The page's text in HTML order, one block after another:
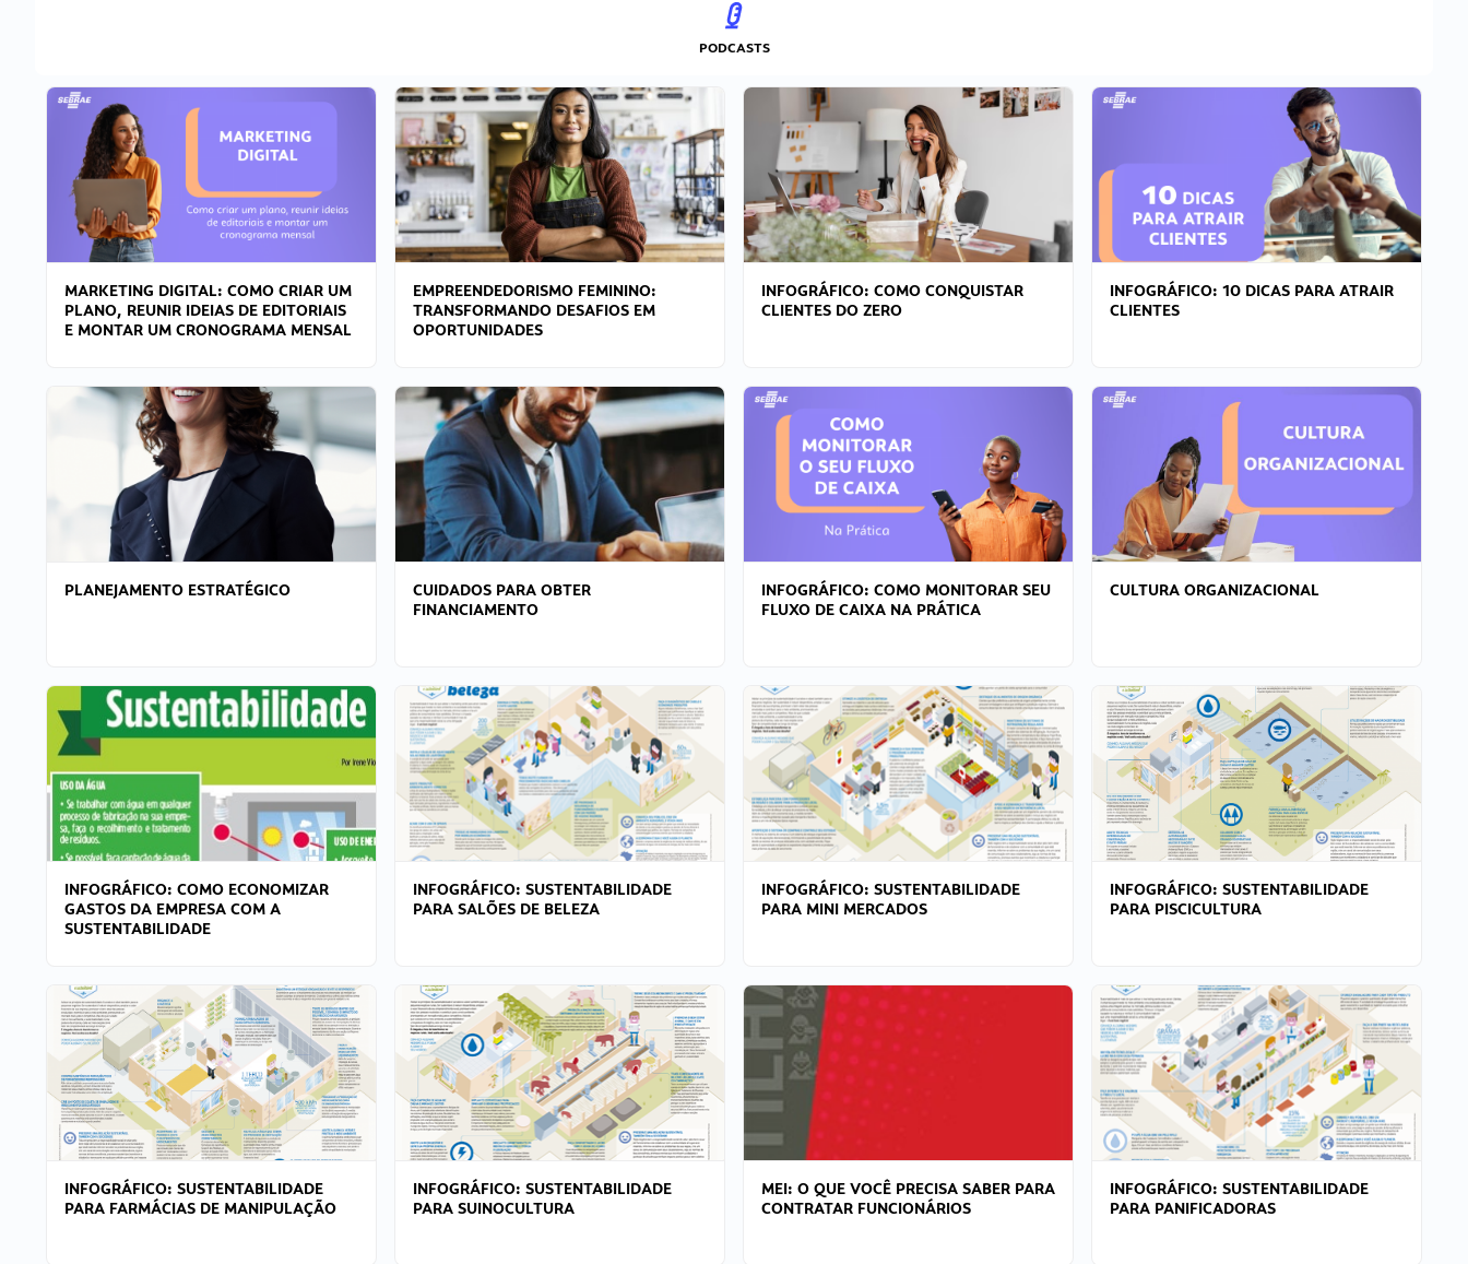
PODCASTS
MARKETING DIGITAL: COMO CRIAR UM
PLANO, REUNIR IDEIAS DE EDITORIAIS
E MONTAR UM CRONOGRAMA MENSAL
EMPREENDEDORISMO FEMININO:
TRANSFORMANDO DESAFIOS EM
OPORTUNIDADES
INFOGRÁFICO: COMO CONQUISTAR
CLIENTES DO ZERO
INFOGRÁFICO: 10 DICAS PARA ATRAIR
CLIENTES
PLANEJAMENTO ESTRATÉGICO
CUIDADOS PARA OBTER
FINANCIAMENTO
INFOGRÁFICO: COMO MONITORAR SEU
FLUXO DE CAIXA NA PRÁTICA
CULTURA ORGANIZACIONAL
INFOGRÁFICO: COMO ECONOMIZAR
GASTOS DA EMPRESA COM A
SUSTENTABILIDADE
INFOGRÁFICO: SUSTENTABILIDADE
PARA SALÕES DE BELEZA
INFOGRÁFICO: SUSTENTABILIDADE
PARA MINI MERCADOS
INFOGRÁFICO: SUSTENTABILIDADE
PARA PISCICULTURA
INFOGRÁFICO: SUSTENTABILIDADE
PARA FARMÁCIAS DE MANIPULAÇÃO
INFOGRÁFICO: SUSTENTABILIDADE
PARA SUINOCULTURA
MEI: O QUE VOCÊ PRECISA SABER PARA
CONTRATAR FUNCIONÁRIOS
INFOGRÁFICO: SUSTENTABILIDADE
PARA PANIFICADORAS